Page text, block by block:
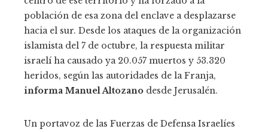
población de esa zona del enclave a desplazarse
hacia el sur. Desde los ataques de la organización
islamista del 7 de octubre, la respuesta militar
israelí ha causado ya 20.057 muertos y 53.320
heridos, según las autoridades de la Franja,
informa Manuel Altozano desde Jerusalén.
Un portavoz de las Fuerzas de Defensa Israelíes